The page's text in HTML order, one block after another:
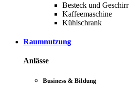
Besteck und Geschirr
Kaffeemaschine
Kühlschrank
Raumnutzung
Anlässe
Business & Bildung